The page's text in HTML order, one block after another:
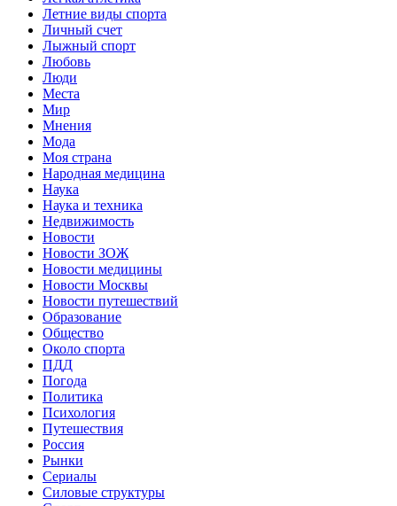
Летние виды спорта
Личный счет
Лыжный спорт
Любовь
Люди
Места
Мир
Мнения
Мода
Моя страна
Народная медицина
Наука
Наука и техника
Недвижимость
Новости
Новости ЗОЖ
Новости медицины
Новости Москвы
Новости путешествий
Образование
Общество
Около спорта
ПДД
Погода
Политика
Психология
Путешествия
Россия
Рынки
Сериалы
Силовые структуры